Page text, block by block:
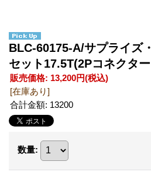
BLC-60175-A/サプライズ
セット17.5T(2Pコネクター
販売価格: 13,200円(税込)
[在庫あり]
合計金額: 13200
数量: